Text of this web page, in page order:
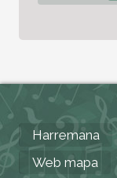
Harremana
Web mapa